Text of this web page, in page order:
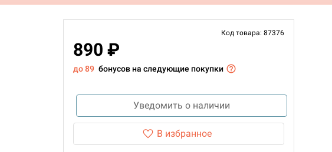
Код товара: 87376
890 ₽
до 89 бонусов на следующие покупки
Уведомить о наличии
В избранное